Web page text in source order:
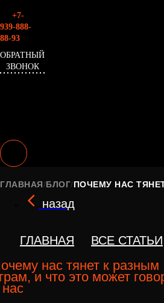
+7-
939-888-
88-93
ОБРАТНЫЙ
ЗВОНОК
ГЛАВНАЯ/БЛОГ/
назад
ГЛАВНАЯ ВСЕ СТАТЬИ
нас тянет к разным
и что это может